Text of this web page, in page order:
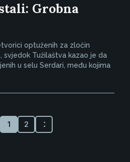
Grobna
optuženih za zločin
svjedok Tužilaštva kazao je da
u selu Serdari, među kojima
1 2